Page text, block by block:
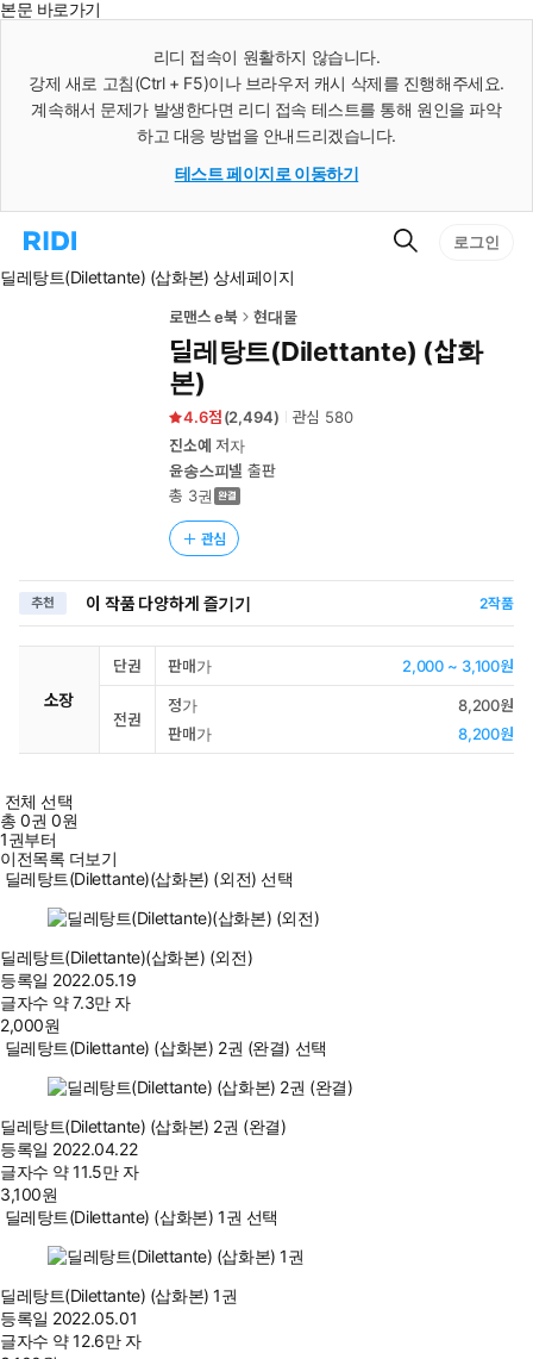
본문 바로가기
리디 접속이 원활하지 않습니다.
강제 새로 고침(Ctrl + F5)이나 브라우저 캐시 삭제를 진행해주세요.
계속해서 문제가 발생한다면 리디 접속 테스트를 통해 원인을 파악
하고 대응 방법을 안내드리겠습니다.
테스트 페이지로 이동하기
리
홈
검
로그인
딜레탕트(Dilettante) (삽화본) 상세페이지
로맨스 e북 현대물
딜레탕트(Dilettante) (삽화
본)
4.6 (2,494) 관심 580
진소예 저자
윤송스피넬 출판
총 3권
관심
추천 이 작품 다양하게 즐기기 2작품
소장
단권 판매가 2,000 ~ 3,100원
전권
정가
8,200원
판매가
8,200원
전체 선택
총0권 0원
1권부터
이전목록 더보기
딜레탕트(Dilettante)(삽화본) (외전) 선택
딜레탕트(Dilettante)(삽화본) (외전)
등록일 2022.05.19
글자수 약 7.3만 자
2,000원
딜레탕트(Dilettante) (삽화본) 2권 (완결) 선택
딜레탕트(Dilettante) (삽화본) 2권 (완결)
등록일 2022.04.22
글자수 약 11.5만 자
3,100원
딜레탕트(Dilettante) (삽화본) 1권 선택
딜레탕트(Dilettante) (삽화본) 1권
등록일 2022.05.01
글자수 약 12.6만 자